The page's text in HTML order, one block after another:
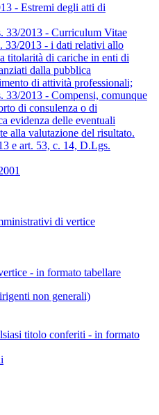
- Estremi degli atti di
33/2013 - Curriculum Vitae
33/2013 - i dati relativi allo
titolarità di cariche in enti di
dalla pubblica
di attività professionali;
2013 - Compensi, comunque
di consulenza o di
evidenza delle eventuali
alla valutazione del risultato.
e art. 53, c. 14, D.Lgs.
di vertice
- in formato tabellare
non generali)
titolo conferiti - in formato